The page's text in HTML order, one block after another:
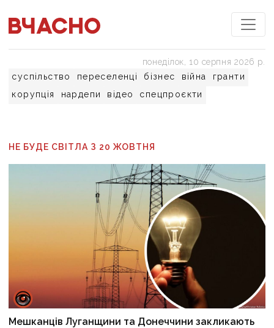
суспільство переселенці бізнес війна
гранти
корупція
нардепи відео спецпроєкти
понеділок, 10 серпня 2026 р.
НЕ БУДЕ СВІТЛА З 20 ЖОВТНЯ
Мешканців Луганщини та Донеччини закликають